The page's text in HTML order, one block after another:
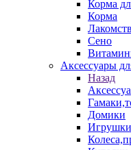
Корма
Корма
Сено
Аксессуары
Назад
Домики
Игрушки